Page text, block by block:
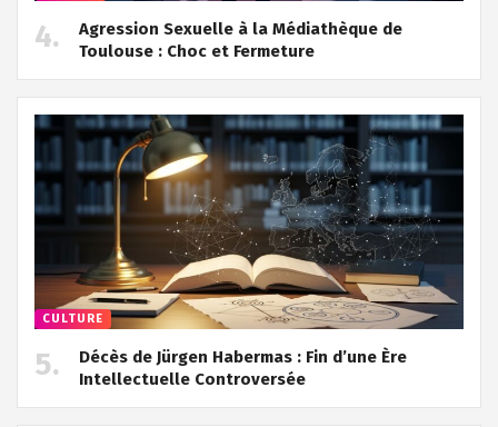
Agression Sexuelle à la Médiathèque de
Toulouse : Choc et Fermeture
CULTURE
Décès de Jürgen Habermas : Fin d’une Ère
Intellectuelle Controversée